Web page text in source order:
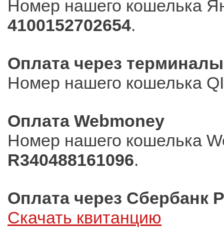
Номер нашего кошелька
4100152702654.
Оплата через
Номер нашего кошелька
Оплата Webmoney
Номер нашего кошелька
R340488161096.
Оплата через Сбербанк
Скачать квитанцию